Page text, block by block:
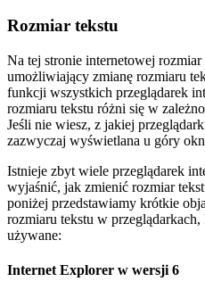
Rozmiar tekstu
Na tej stronie internetowej
umożliwiający zmianę rozmiaru
funkcji wszystkich przeglądarek
rozmiaru tekstu różni się w
Jeśli nie wiesz, z jakiej
zazwyczaj wyświetlana u góry
Istnieje zbyt wiele przeglądarek
wyjaśnić, jak zmienić rozmiar
poniżej przedstawiamy krótkie
rozmiaru tekstu w przeglądarkach,
używane:
Internet Explorer w wersji 6